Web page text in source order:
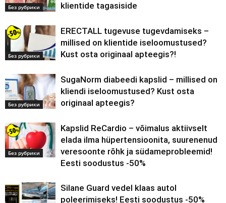
Без рубрики
klientide tagasiside
Без рубрики
ERECTALL tugevuse tugevdamiseks –
millised on klientide iseloomustused?
Kust osta originaal apteegis?!
Без рубрики
SugaNorm diabeedi kapslid – millised on
kliendi iseloomustused? Kust osta
originaal apteegis?
Без рубрики
Kapslid ReCardio – võimalus aktiivselt
elada ilma hüpertensioonita, suurenenud
veresoonte rõhk ja südameprobleemid!
Eesti soodustus -50%
Silane Guard vedel klaas autol
poleerimiseks! Eesti soodustus -50%